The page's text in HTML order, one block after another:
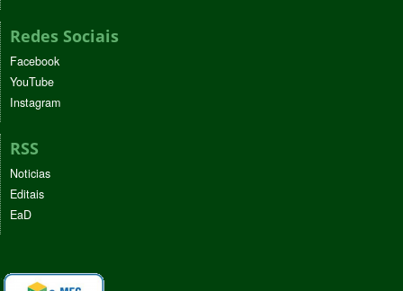
Redes Sociais
Facebook
YouTube
Instagram
RSS
Noticias
Editais
EaD